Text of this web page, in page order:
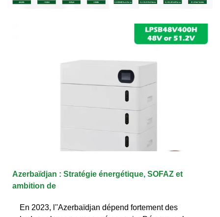
Azerbaïdjan : Stratégie énergétique, SOFAZ et
ambition de
En 2023, l''Azerbaïdjan dépend fortement des